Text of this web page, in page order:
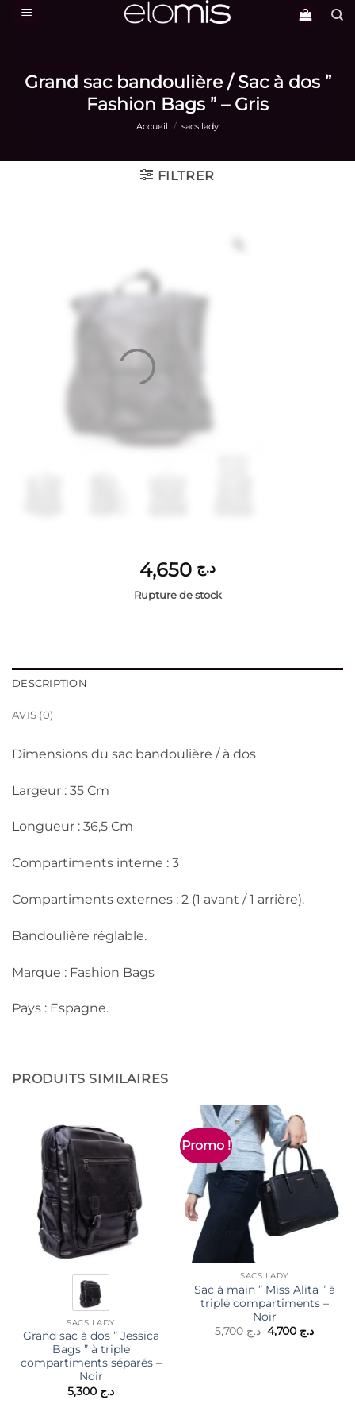
Passer
Grand sac bandoulière / Sac à dos ”
Fashion Bags ” – Gris
Accueil / sacs lady
FILTRER
د.ج
Rupture de stock
DESCRIPTION
AVIS (0)
Dimensions du sac bandoulière / à dos
Largeur : 35 Cm
Longueur : 36,5 Cm
Compartiments interne : 3
Compartiments externes : 2 (1 avant / 1 arrière).
Bandoulière réglable.
Marque : Fashion Bags
Pays : Espagne.
PRODUITS SIMILAIRES
SACS LADY
Grand sac à dos ” Jessica
Bags ” à triple
compartiments séparés –
Noir
د.ج
Promo !
SACS LADY
Sac à main ” Miss Alita ” à
triple compartiments –
Noir
د.ج5,700
Le
prix
د.جLe